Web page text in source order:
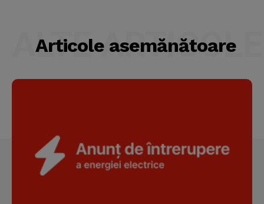
Articole asemănătoare
ALTE ARTICOLE